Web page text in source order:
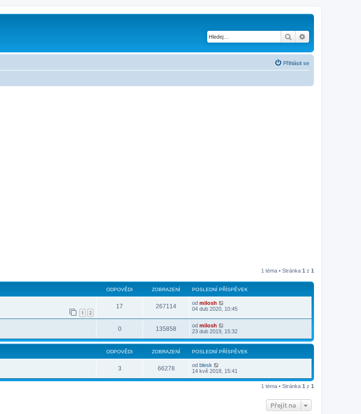
Hledat
Přihlásit se
1 téma • Stránka 1 z 1
ODPOVĚDI ZOBRAZENÍ POSLEDNÍ PŘÍSPĚVEK
1 2
17 267114 od milosh
04 dub 2020, 10:45
0 135858 od milosh
23 dub 2019, 15:32
ODPOVĚDI ZOBRAZENÍ POSLEDNÍ PŘÍSPĚVEK
3 66278 od blesk
14 kvě 2018, 15:41
1 téma • Stránka 1 z 1
Přejít na